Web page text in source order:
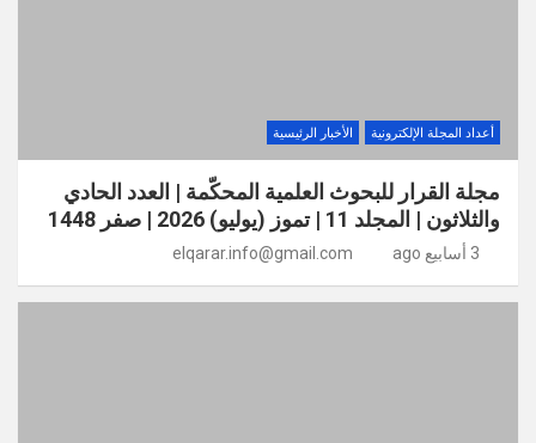
أعداد المجلة الإلكترونية الأخبار الرئيسية
مجلة القرار للبحوث العلمية المحكّمة | العدد الحادي
والثلاثون | المجلد 11 | تموز (يوليو) 2026 | صفر 1448
3 أسابيع ago elqarar.info@gmail.com